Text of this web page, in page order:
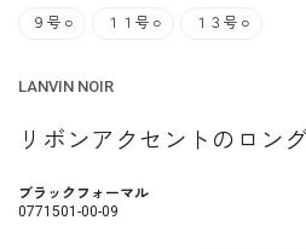
９号 ○ １１号 ○ １３号 ○
LANVIN NOIR
リボンアクセントのロン
ブラックフォーマル
0771501-00-09